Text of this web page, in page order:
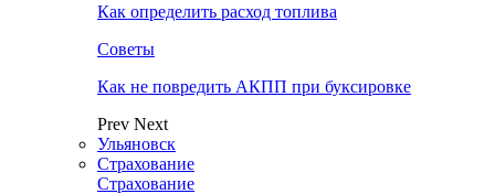
Как определить расход топлива
Советы
Как не повредить АКПП при буксировке
Prev Next
Ульяновск
Страхование
Страхование